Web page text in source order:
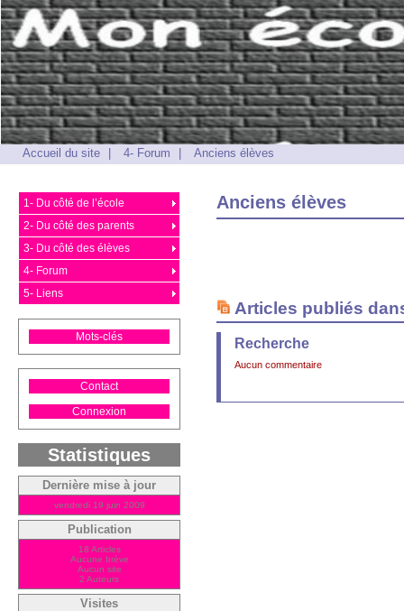
Accueil du site 4- Forum Anciens élèves
Anciens élèves
Articles publiés
Recherche
Aucun commentaire
1- Du côté de l’école
2- Du côté des parents
3- Du côté des élèves
4- Forum
5- Liens
Mots-clés
Contact
Connexion
Statistiques
Dernière mise à jour
vendredi 19 juin 2009
Publication
18 Articles
Aucune brève
Aucun site
2 Auteurs
Visites